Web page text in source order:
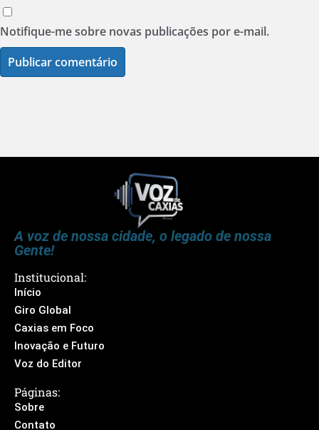
Notifique-me sobre novas publicações por e-mail.
A voz de nossa cidade, o legado de nossa
Gente!
Institucional:
Início
Giro Global
Caxias em Foco
Inovação e Futuro
Voz do Editor
Páginas:
Sobre
Contato